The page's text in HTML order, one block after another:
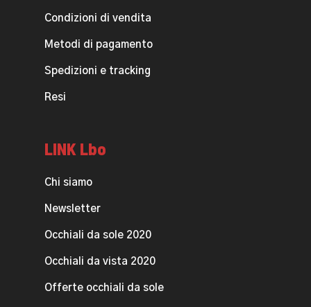
Condizioni di vendita
Metodi di pagamento
Spedizioni e tracking
Resi
LINK Lbo
Chi siamo
Newsletter
Occhiali da sole 2020
Occhiali da vista 2020
Offerte occhiali da sole